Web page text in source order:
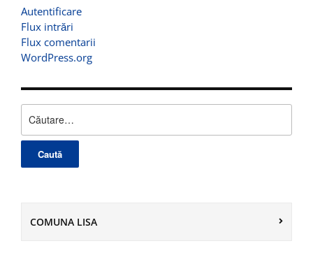
Autentificare
Flux intrări
Flux comentarii
WordPress.org
după:
COMUNA LISA